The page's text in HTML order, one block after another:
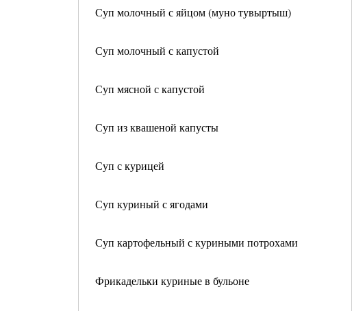
Суп молочный с яйцом (муно тувыртыш)
Суп молочный с капустой
Суп мясной с капустой
Суп из квашеной капусты
Суп с курицей
Суп куриный с ягодами
Суп картофельный с куриными потрохами
Фрикадельки куриные в бульоне